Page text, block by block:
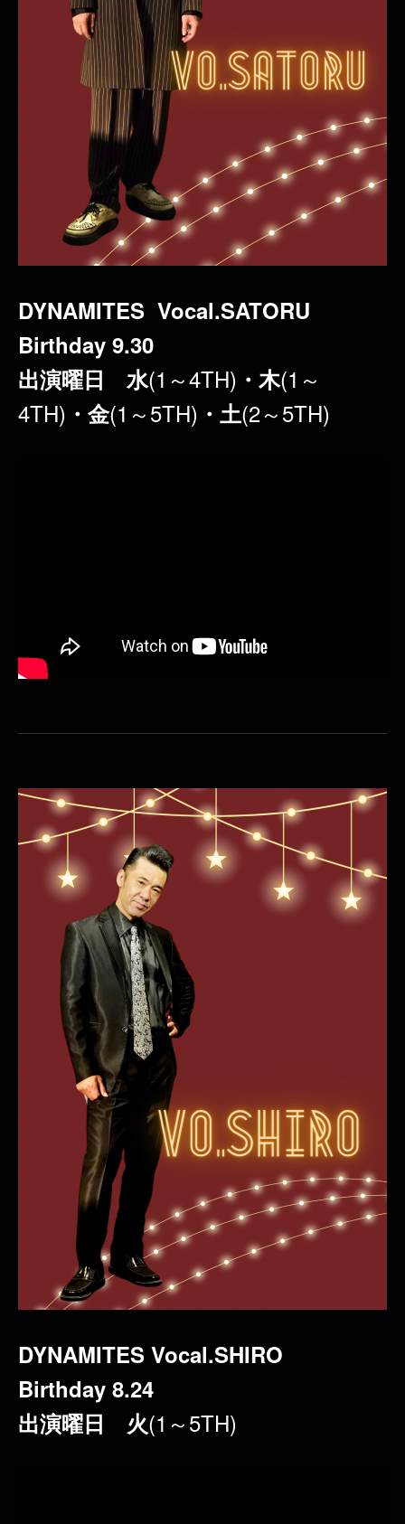
DYNAMITES Vocal.SATORU
Birthday 9.30
出演曜日 水(1～4TH) ・木(1～
4TH) ・金(1～5TH) ・土(2～5TH)
DYNAMITES Vocal.SHIRO
Birthday 8.24
出演曜日 火(1～5TH)